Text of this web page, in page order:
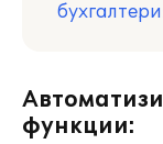
функции: